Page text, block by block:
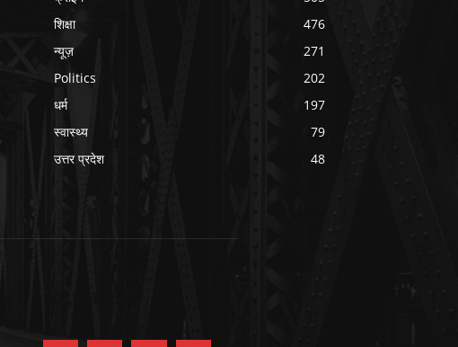
शिक्षा
476
न्यूज़
271
Politics
202
धर्म
197
स्वास्थ्य
79
उत्तर प्रदेश
48